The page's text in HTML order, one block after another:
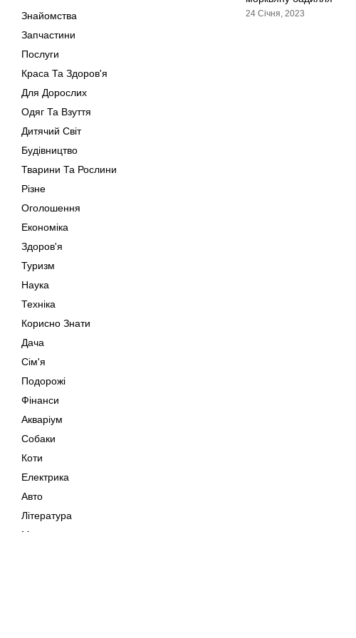
Знайомства
Запчастини
Послуги
Краса Та Здоров'я
Для Дорослих
Одяг Та Взуття
Дитячий Світ
Будівництво
Тварини Та Рослини
Різне
Оголошення
Економіка
Здоров'я
Туризм
Наука
Техніка
Корисно Знати
Дача
Сім'я
Подорожі
Фінанси
Акваріум
Собаки
Коти
Електрика
Авто
Література
Музика
24 Січня, 2023